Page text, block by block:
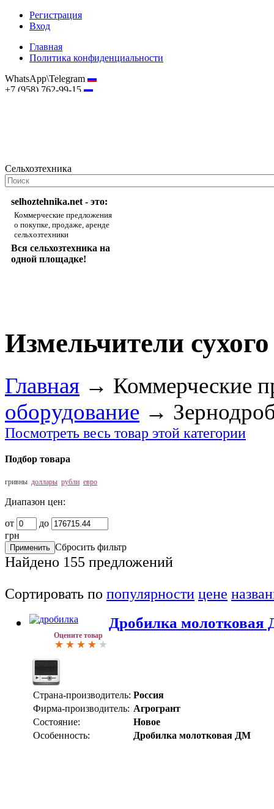
Регистрация
Вход
Главная
Политика конфиденциальности
WhatsApp\Telegram
+7 (958) 762-99-15
Сельхозтехника
selhoztehnika.net - это:
Коммерческие предложения
о покупке, продаже, аренде
сельхозтехники
Вся сельхозтехника на
одной площадке!
Измельчители
Главная → Коммерческие
оборудование →
Посмотреть весь товар этой категории
Подбор товара
гривны доллары рубли евро
Диапазон цен:
от
до
грн
Сбросить фильтр
Найдено 155 предложений
Сортировать по популярности цене
Оцените товар
Дробилка молотковая
Страна-производитель: Россия
Фирма-производитель: Агрогрант
Состояние:
Новое
Особенность:
Дробилка молотковая ДМ